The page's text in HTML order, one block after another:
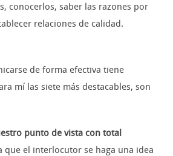
conocerlos, saber las razones por
relaciones de calidad.
de forma efectiva tiene
mí las siete más destacables, son
punto de vista con total
que el interlocutor se haga una idea